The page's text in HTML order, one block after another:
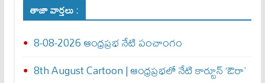
తాజా వార్తలు :
8-08-2026 ఆంధ్రప్రభ నేటి పంచాంగం
8th August Cartoon | ఆంధ్రప్రభలో నేటి కార్టూన్ ‘ఔరా’